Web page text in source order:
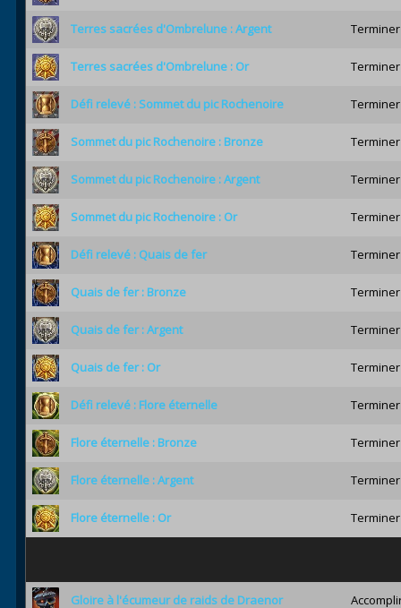
Terres sacrées d'Ombrelune : Argent
Terres sacrées d'Ombrelune : Or
Défi relevé : Sommet du pic Rochenoire
Sommet du pic Rochenoire : Bronze
Sommet du pic Rochenoire : Argent
Sommet du pic Rochenoire : Or
Défi relevé : Quais de fer
Quais de fer : Bronze
Quais de fer : Argent
Quais de fer : Or
Défi relevé : Flore éternelle
Flore éternelle : Bronze
Flore éternelle : Argent
Flore éternelle : Or
Gloire à l'écumeur de raids de Draenor